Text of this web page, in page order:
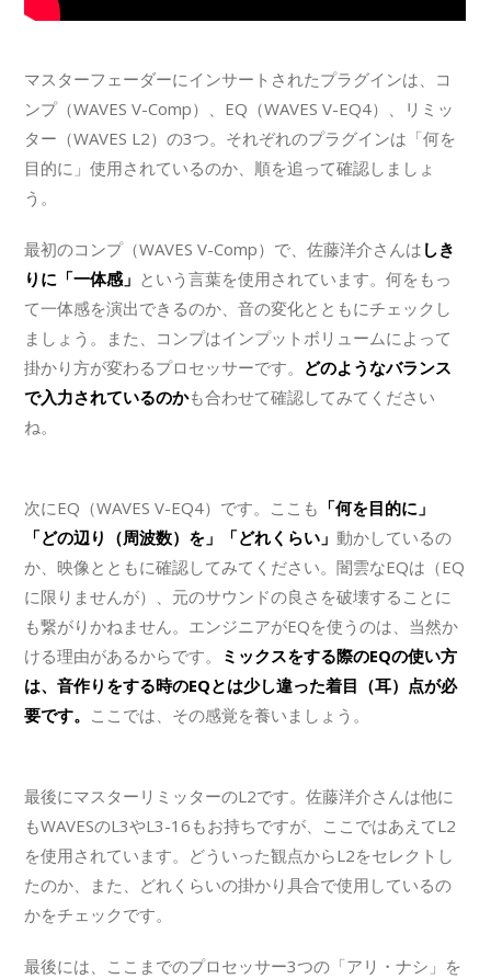
マスターフェーダーにインサートされたプラグインは、コ
ンプ（WAVES V-Comp）、EQ（WAVES V-EQ4）、リミッ
ター（WAVES L2）の3つ。それぞれのプラグインは「何を
目的に」使用されているのか、順を追って確認しましょ
う。
最初のコンプ（WAVES V-Comp）で、佐藤洋介さんは しき
りに「一体感」 という言葉を使用されています。何をもっ
て一体感を演出できるのか、音の変化とともにチェックし
ましょう。また、コンプはインプットボリュームによって
掛かり方が変わるプロセッサーです。 どのようなバランス
で入力されているのかも合わせて確認してみてください
ね。
次にEQ（WAVES V-EQ4）です。ここも 「何を目的に」
「どの辺り（周波数）を」「どれくらい」動かしているの
か、映像とともに確認してみてください。闇雲なEQは（EQ
に限りませんが）、元のサウンドの良さを破壊することに
も繋がりかねません。エンジニアがEQを使うのは、当然か
ける理由があるからです。
ミックスをする際のEQの使い方
は、音作りをする時のEQとは少し違った着目（耳）点が必
要です。 ここでは、その感覚を養いましょう。
最後にマスターリミッターのL2です。佐藤洋介さんは他に
もWAVESのL3やL3-16もお持ちですが、ここではあえてL2
を使用されています。どういった観点からL2をセレクトし
たのか、また、どれくらいの掛かり具合で使用しているの
かをチェックです。
最後には、ここまでのプロセッサー3つの「アリ・ナシ」を